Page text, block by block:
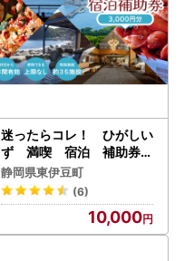
迷ったらコレ！ ひがしい
ず 満喫 宿泊 補助券
（3千円分）Ａ001／静岡
県 東伊豆町
静岡県東伊豆町
(6)
10,000